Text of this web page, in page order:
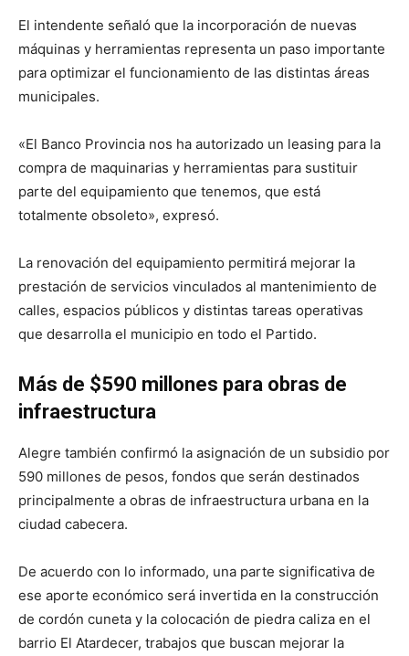
El intendente señaló que la incorporación de nuevas
máquinas y herramientas representa un paso importante
para optimizar el funcionamiento de las distintas áreas
municipales.
«El Banco Provincia nos ha autorizado un leasing para la
compra de maquinarias y herramientas para sustituir
parte del equipamiento que tenemos, que está
totalmente obsoleto», expresó.
La renovación del equipamiento permitirá mejorar la
prestación de servicios vinculados al mantenimiento de
calles, espacios públicos y distintas tareas operativas
que desarrolla el municipio en todo el Partido.
Más de $590 millones para obras de
infraestructura
Alegre también confirmó la asignación de un subsidio por
590 millones de pesos, fondos que serán destinados
principalmente a obras de infraestructura urbana en la
ciudad cabecera.
De acuerdo con lo informado, una parte significativa de
ese aporte económico será invertida en la construcción
de cordón cuneta y la colocación de piedra caliza en el
barrio El Atardecer, trabajos que buscan mejorar la